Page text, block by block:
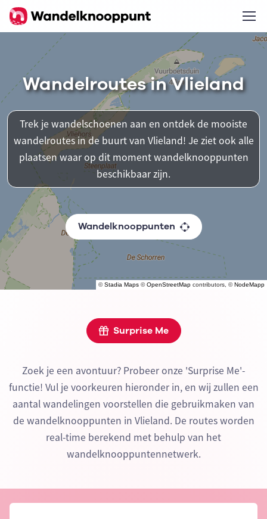
©Stadia Maps ©OpenStreetMap contributors, ©NodeMapp
Wandelroutes in Vlieland
Trek je wandelschoenen aan en ontdek de mooiste
wandelroutes in de buurt van Vlieland! Je ziet ook alle
plaatsen waar op dit moment wandelknooppunten
beschikbaar zijn.
Wandelknooppunten
Surprise Me
Zoek je een avontuur? Probeer onze 'Surprise Me'-
functie! Vul je voorkeuren hieronder in, en wij zullen een
aantal wandelingen voorstellen die gebruikmaken van
de wandelknooppunten in Vlieland. De routes worden
real-time berekend met behulp van het
wandelknooppuntennetwerk.